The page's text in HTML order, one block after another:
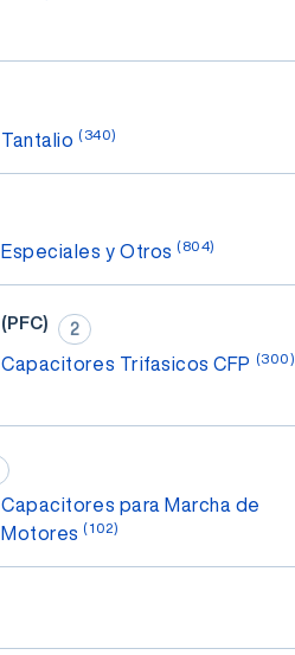
Tantalio (340)
Especiales y Otros (804)
(PFC) 2
Capacitores Trifasicos CFP (300)
Capacitores para Marcha de
Motores (102)